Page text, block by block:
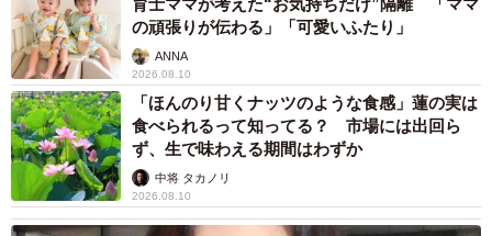
育士ママが考えた“お気持ちだけ”隔離 「ママ
の頑張りが伝わる」「可愛いふたり」
ANNA
2026.08.10
「ほんのり甘くナッツのような食感」蓮の実は
食べられるって知ってる？ 市場には出回ら
ず、生で味わえる期間はわずか
中将 タカノリ
2026.08.10